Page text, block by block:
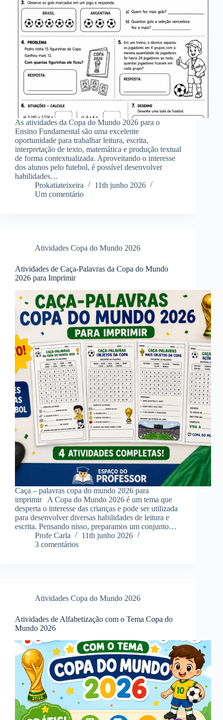
As atividades da Copa do Mundo 2026 para o
Ensino Fundamental são uma excelente
oportunidade para trabalhar leitura, escrita,
interpretação de texto, matemática e produção textual
de forma contextualizada. Aproveitando o interesse
dos alunos pelo futebol, é possível desenvolver
habilidades…
Prokatiateixeira
11th junho 2026
Um comentário
Atividades Copa do Mundo 2026
Atividades de Caça-Palavras da Copa do Mundo
2026 para Imprimir
Caça – palavras copa do mundo 2026 para
imprimir A Copa do Mundo 2026 é um tema que
desperta o interesse das crianças e pode ser utilizada
para desenvolver diversas habilidades de leitura e
escrita. Pensando nisso, preparamos um conjunto…
Profe Carla
11th junho 2026
3 comentários
Atividades Copa do Mundo 2026
Atividades de Alfabetização com o Tema Copa do
Mundo 2026